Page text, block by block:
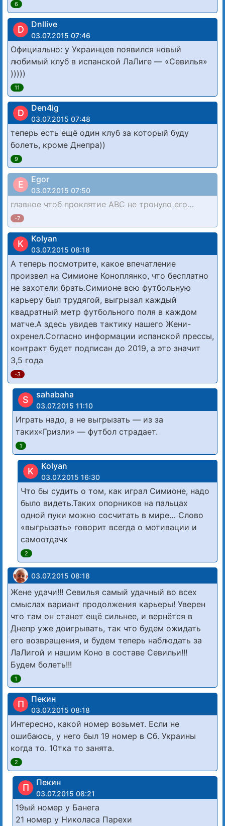
6
D Dnllive
03.07.2015 07:46
Официально: у Украинцев появился новый
любимый клуб в испанской ЛаЛиге — «Севилья»
)))))
11
D Den4ig
03.07.2015 07:48
теперь есть ещё один клуб за который буду
болеть, кроме Днепра))
9
E Egor
03.07.2015 07:50
главное чтоб проклятие АВС не тронуло его…
-7
K Kolyan
03.07.2015 08:18
А теперь посмотрите, какое впечатление
произвел на Симионе Коноплянко, что бесплатно
не захотели брать.Симионе всю футбольную
карьеру был трудягой, выгрызал каждый
квадратный метр футбольного поля в каждом
матче.А здесь увидев тактику нашего Жени-
охренел.Согласно информации испанской прессы,
контракт будет подписан до 2019, а это значит
3,5 года
-3
S sahabaha
03.07.2015 11:10
Играть надо, а не выгрызать — из за
таких«Гризли» — футбол страдает.
1
K Kolyan
03.07.2015 16:30
Что бы судить о том, как играл Симионе, надо
было видеть.Таких опорников на пальцах
одной пуки можно сосчитать в мире… Слово
«выгрызать» говорит всегда о мотивации и
самоотдачк
2
03.07.2015 08:18
Жене удачи!!! Севилья самый удачный во всех
смыслах вариант продолжения карьеры! Уверен
что там он станет ещё сильнее, и вернётся в
Днепр уже доигрывать, так что будем ожидать
его возвращения, и будем теперь наблюдать за
ЛаЛигой и нашим Коно в составе Севильи!!!
Будем болеть!!!
1
П Пекин
03.07.2015 08:18
Интересно, какой номер возьмет. Если не
ошибаюсь, у него был 19 номер в Сб. Украины
когда то. 10тка то занята.
2
П Пекин
03.07.2015 08:21
19ый номер у Банега
21 номер у Николаса Парехи